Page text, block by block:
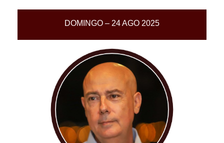
DOMINGO – 24 AGO 2025